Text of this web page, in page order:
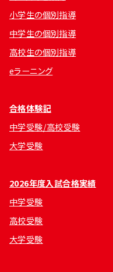
小学生の個別指導
中学生の個別指導
高校生の個別指導
eラーニング
合格体験記
中学受験/高校受験
大学受験
2026年度入試合格実績
中学受験
高校受験
大学受験